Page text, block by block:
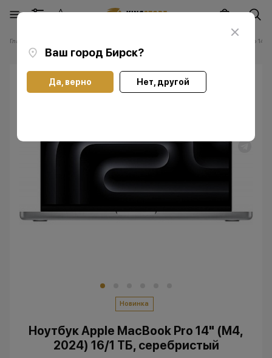
Ваш город Бирск?
Да, верно Нет, другой
Главная Ноутбуки Apple MacBook Pro 14
Новинка
Ноутбук Apple MacBook Pro 14" (M4,
2024) 16/1 ТБ, серебристый